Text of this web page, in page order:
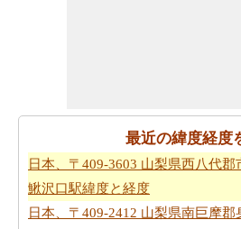
最近の緯度経度
日本、〒409-3603 山梨県西八代郡
鰍沢口駅緯度と経度
日本、〒409-2412 山梨県南巨摩郡